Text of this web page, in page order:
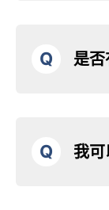
Q 是否
Q 我可